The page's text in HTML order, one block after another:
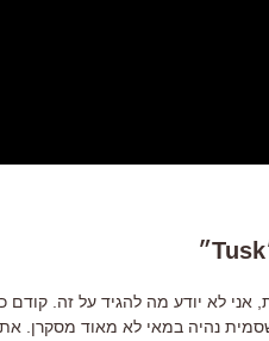
אני לא יודע מה להגיד על זה. קודם
נהיה במאי לא מאוד מסקרן.